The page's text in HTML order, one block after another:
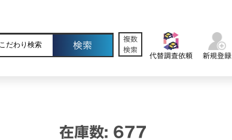
だわり検索
複数
検索
代替調査依頼
新規登録
在庫数: 677